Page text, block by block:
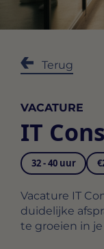
Terug
VACATURE
IT
32 - 40 uur
Vacature IT
duidelijke
te groeien in